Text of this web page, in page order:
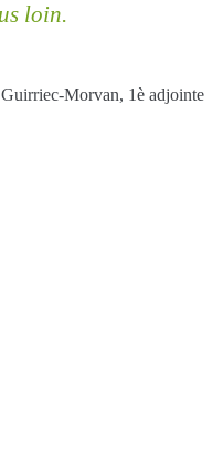
loin.
Morvan, 1è adjointe